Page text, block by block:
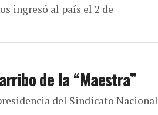
ingresó al país el 2 de
de la “Maestra”
del Sindicato Nacional